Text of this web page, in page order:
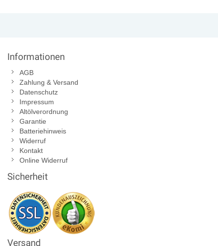
Informationen
AGB
Zahlung & Versand
Datenschutz
Impressum
Altölverordnung
Garantie
Batteriehinweis
Widerruf
Kontakt
Online Widerruf
Sicherheit
Versand